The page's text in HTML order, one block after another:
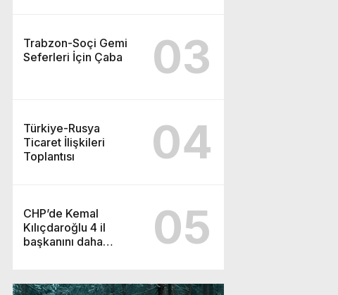
Trabzon-Soçi Gemi
Seferleri İçin Çaba
03
Türkiye-Rusya
Ticaret İlişkileri
Toplantısı
04
CHP’de Kemal
Kılıçdaroğlu 4 il
başkanını daha
05